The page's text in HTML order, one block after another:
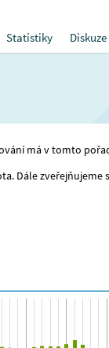
Statistiky Diskuze
má v tomto
zveřejňujeme